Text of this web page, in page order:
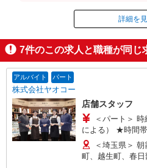
★日・祝＋100円
※アルバイトさんの時給や
ください
掲載期
詳細を
7件のこの求人と職種が同じ
アルバイト パート
株式会社ヤオコー
店舗スタッフ
＜パート＞
による） ★時間
200円UP
（16:00以降）／
帯による） ★土
＜埼玉県＞
町、越生町、春